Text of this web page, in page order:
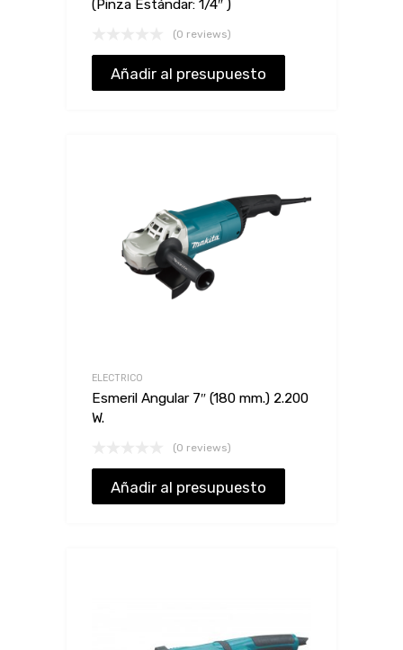
(Pinza Estándar: 1/4″ )
(0 reviews)
Añadir al presupuesto
ELECTRICO
Esmeril Angular 7″ (180 mm.) 2.200
W.
(0 reviews)
Añadir al presupuesto